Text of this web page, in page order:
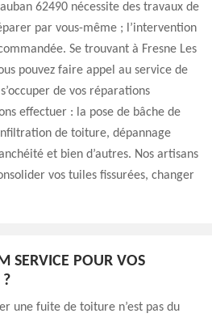
62490 nécessite des travaux de
par vous-même ; l’intervention
Se trouvant à Fresne Les
pouvez faire appel au service de
de vos réparations
effectuer : la pose de bâche de
de toiture, dépannage
et bien d’autres. Nos artisans
vos tuiles fissurées, changer
SERVICE POUR VOS
?
une fuite de toiture n’est pas du